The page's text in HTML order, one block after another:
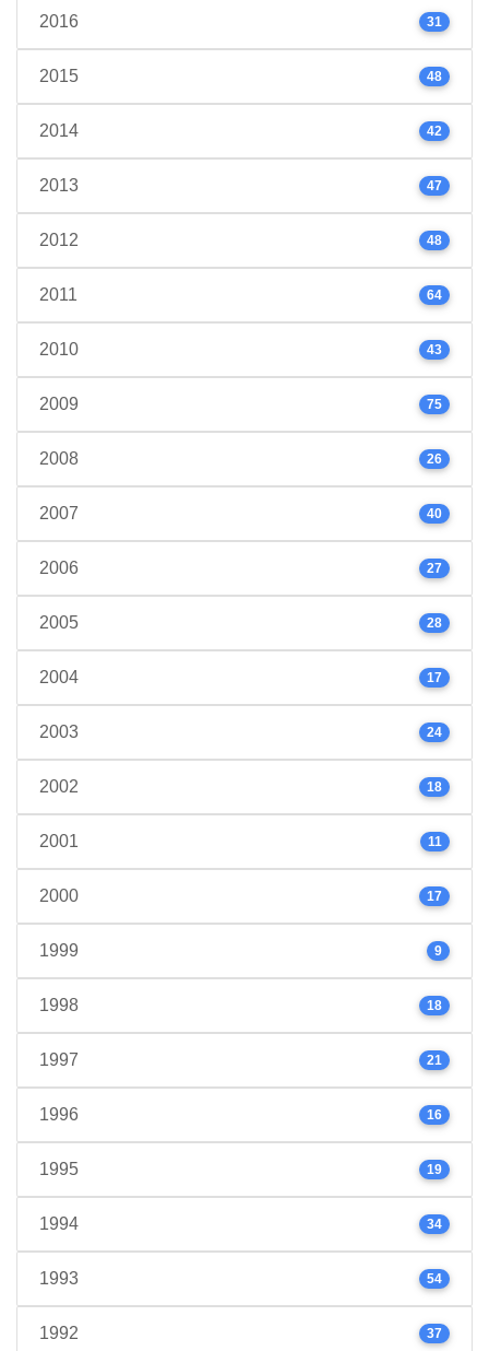
2016 31
2015 48
2014 42
2013 47
2012 48
2011 64
2010 43
2009 75
2008 26
2007 40
2006 27
2005 28
2004 17
2003 24
2002 18
2001 11
2000 17
1999 9
1998 18
1997 21
1996 16
1995 19
1994 34
1993 54
1992 37